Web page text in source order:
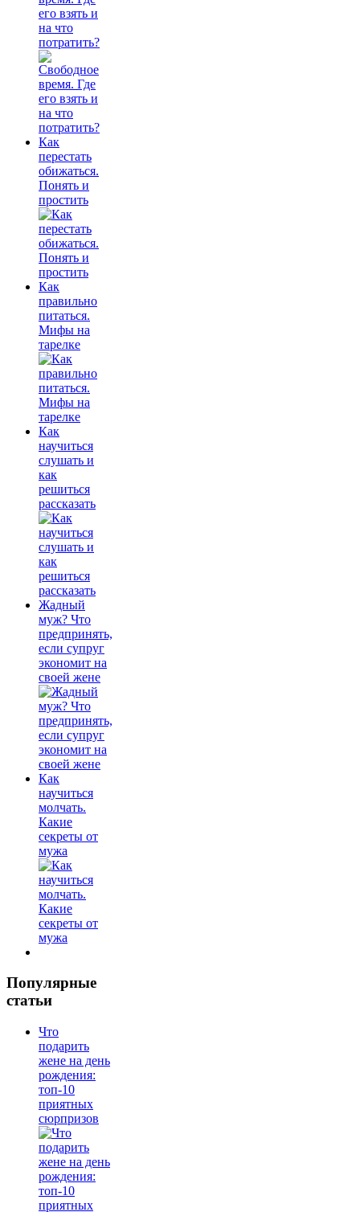
его взять и
на что
потратить?
Как
перестать
обижаться.
Понять и
простить
Как
правильно
питаться.
Мифы на
тарелке
Как
научиться
слушать и
как
решиться
рассказать
Жадный
муж? Что
предпринять,
если супруг
экономит на
своей жене
Как
научиться
молчать.
Какие
секреты от
мужа
Популярные
статьи
Что
подарить
жене на день
рождения:
топ-10
приятных
сюрпризов